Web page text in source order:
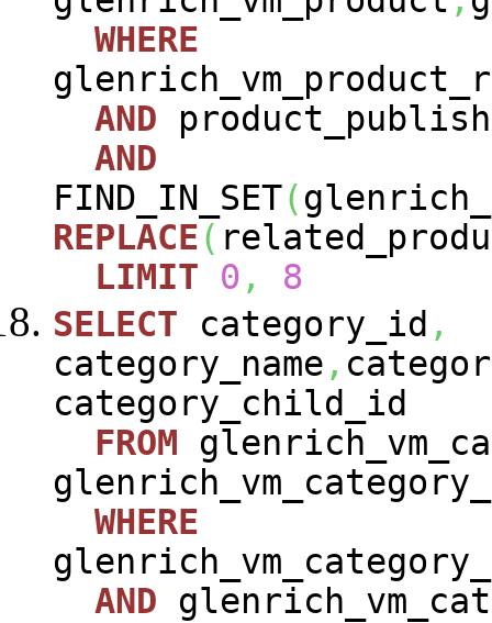
WHERE
AND product_publish
AND
FIND_IN_SET(
REPLACE(
LIMIT
0 ,
8
SELECT category_id ,
category_name ,
category_child_id
FROM
WHERE
AND